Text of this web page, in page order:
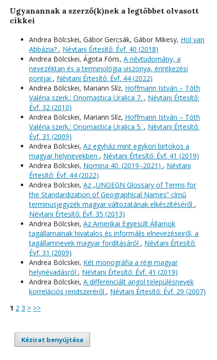
Ugyanannak a szerző(k)nek a legtöbbet olvasott
cikkei
Andrea Bölcskei, Gábor Gercsák, Gábor Mikesy, Hol van
Abbázia? , Névtani Értesítő: Évf. 40 (2018)
Andrea Bölcskei, Ágota Fóris, A névtudomány, a
nevezéktan és a terminológia viszonya, érintkezési
pontjai , Névtani Értesítő: Évf. 44 (2022)
Andrea Bölcskei, Mariann Slíz, Hoffmann István – Tóth
Valéria szerk.: Onomastica Uralica 7. , Névtani Értesítő:
Évf. 32 (2010)
Andrea Bölcskei, Mariann Slíz, Hoffmann István – Tóth
Valéria szerk.: Onomastica Uralica 5. , Névtani Értesítő:
Évf. 31 (2009)
Andrea Bölcskei, Az egyház mint egykori birtokos a
magyar helynevekben , Névtani Értesítő: Évf. 41 (2019)
Andrea Bölcskei, Nomina 40. (2019–2021) , Névtani
Értesítő: Évf. 44 (2022)
Andrea Bölcskei, Az „UNGEGN Glossary of Terms for
the Standardization of Geographical Names” című
terminusjegyzék magyar változatának elkészítéséről ,
Névtani Értesítő: Évf. 35 (2013)
Andrea Bölcskei, Az Amerikai Egyesült Államok
tagállamainak hivatalos és informális elnevezéseiről, a
tagállamnevek magyar fordításáról , Névtani Értesítő:
Évf. 31 (2009)
Andrea Bölcskei, Két monográfia a régi magyar
helynévadásról , Névtani Értesítő: Évf. 41 (2019)
Andrea Bölcskei, A differenciált angol településnevek
korrelációs rendszeréről , Névtani Értesítő: Évf. 29 (2007)
1 2 3 > >>
Kézirat benyújtása